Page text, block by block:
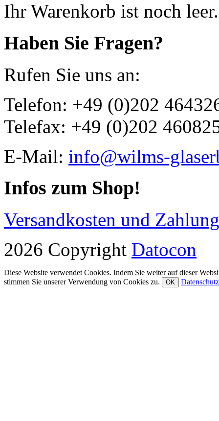
Ihr Warenkorb ist noch leer.
Haben Sie Fragen?
Rufen Sie uns an:
Telefon: +49 (0)202
Telefax: +49 (0)202
E-Mail: info@wilms-
Infos zum Shop!
Versandkosten und
2026 Copyright Datocon
Diese Website verwendet Cookies. Indem Sie weiter auf dieser
stimmen Sie unserer Verwendung von Cookies zu.
OK